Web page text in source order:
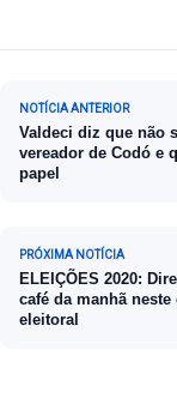
Navegação
NOTÍCIA ANTERIOR
Valdeci diz que não
vereador de Codó e
papel
PRÓXIMA NOTÍCIA
ELEIÇÕES 2020:
café da manhã
eleitoral